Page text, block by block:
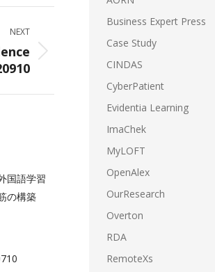
NEXT
国語学習
の構築
Business Expert Press
Case Study
CINDAS
CyberPatient
Evidentia Learning
ImaChek
MyLOFT
OpenAlex
OurResearch
Overton
RDA
RemoteXs